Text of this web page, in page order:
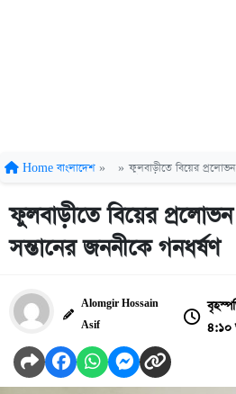
Home বাংলাদেশ » » ফুলবাড়ীতে বিয়ের
ফুলবাড়ীতে বিয়ের
সন্তানের জননীকে গনধর্ষণ
Alomgir Hossain
Asif
৪:১০